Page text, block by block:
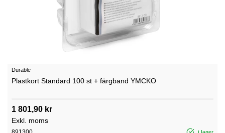
Durable
Plastkort Standard 100 st + färgband YMCKO
1 801,90 kr
Exkl. moms
i lager